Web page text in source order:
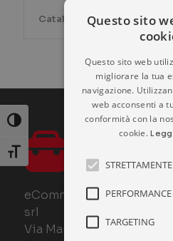
Attiva/disattiva alto
Attiva/disattiva dimensione
Catalogo prodotti SILKY
eCommerce
srl
Via Manin 30, 21100 –
Questo sito
Questo sito web
migliorare la tua
navigazione.
web acconsenti a
conformità con la
cookie.
PERFORMANCE
TARGETING